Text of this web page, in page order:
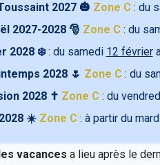
2027 🎃 Zone C: du
2027-2028 🎅 Zone C: du
2028 ❄️: du samedi 12 février
2028 🌷 Zone C: du
2028 ✝️ Zone C: du
☀️ Zone C: à partir du
vacances a lieu après le